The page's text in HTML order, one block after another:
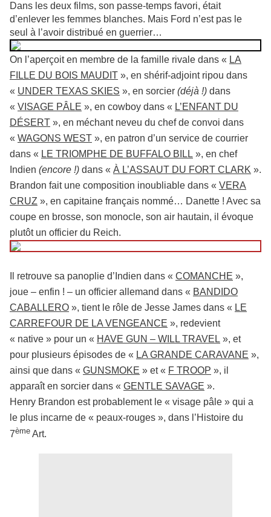
Dans les deux films, son passe-temps favori, était
d’enlever les femmes blanches. Mais Ford n’est pas le
seul à l’avoir distribué en guerrier…
On l’aperçoit en membre de la famille rivale dans « LA
FILLE DU BOIS MAUDIT », en shérif-adjoint ripou dans
« UNDER TEXAS SKIES », en sorcier (déjà !) dans
« VISAGE PÂLE », en cowboy dans « L’ENFANT DU
DÉSERT », en méchant neveu du chef de convoi dans
« WAGONS WEST », en patron d’un service de courrier
dans « LE TRIOMPHE DE BUFFALO BILL », en chef
Indien (encore !) dans « À L’ASSAUT DU FORT CLARK ».
Brandon fait une composition inoubliable dans « VERA
CRUZ », en capitaine français nommé… Danette ! Avec sa
coupe en brosse, son monocle, son air hautain, il évoque
plutôt un officier du Reich.
Il retrouve sa panoplie d’Indien dans « COMANCHE »,
joue – enfin ! – un officier allemand dans « BANDIDO
CABALLERO », tient le rôle de Jesse James dans « LE
CARREFOUR DE LA VENGEANCE », redevient
« native » pour un « HAVE GUN – WILL TRAVEL », et
pour plusieurs épisodes de « LA GRANDE CARAVANE »,
ainsi que dans « GUNSMOKE » et « F TROOP », il
apparaît en sorcier dans « GENTLE SAVAGE ».
Henry Brandon est probablement le « visage pâle » qui a
le plus incarne de « peaux-rouges », dans l’Histoire du
7ème Art.